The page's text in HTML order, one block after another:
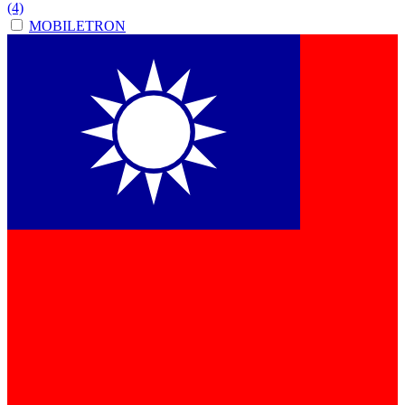
(4)
MOBILETRON